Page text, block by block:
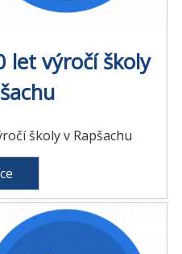
let výročí školy
školy v Rapšachu